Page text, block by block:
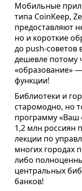
Мобильные
типа CoinKeep,
предоставляют
но и короткие
до push-советов
дешевле потому
«образование»
функции!
Библиотеки и
старомодно, но
программу «Ваш
1,2 млн россиян
лекции по
многих городах
либо
центральных
банков!